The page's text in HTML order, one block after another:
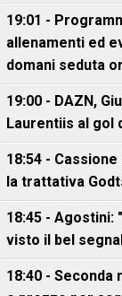
19:01 -
allenamenti ed
domani seduta
19:00 - DAZN,
Laurentiis al gol
18:54 -
la trattativa
18:45 - Agostini:
visto il bel
18:40 - Seconda